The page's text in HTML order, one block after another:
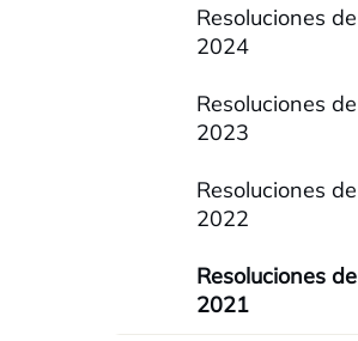
Resoluciones de
2024
Resoluciones de
2023
Resoluciones de
2022
Resoluciones de
2021